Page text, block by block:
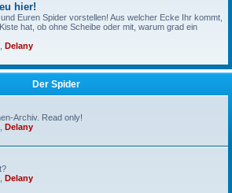
hier!
Euren Spider vorstellen! Aus welcher Ecke Ihr kommt,
hat, ob ohne Scheibe oder mit, warum grad ein
Delany
Der Spider
Archiv. Read only!
Delany
Delany